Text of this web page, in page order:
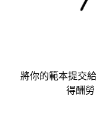
將你的範本提交
得酬